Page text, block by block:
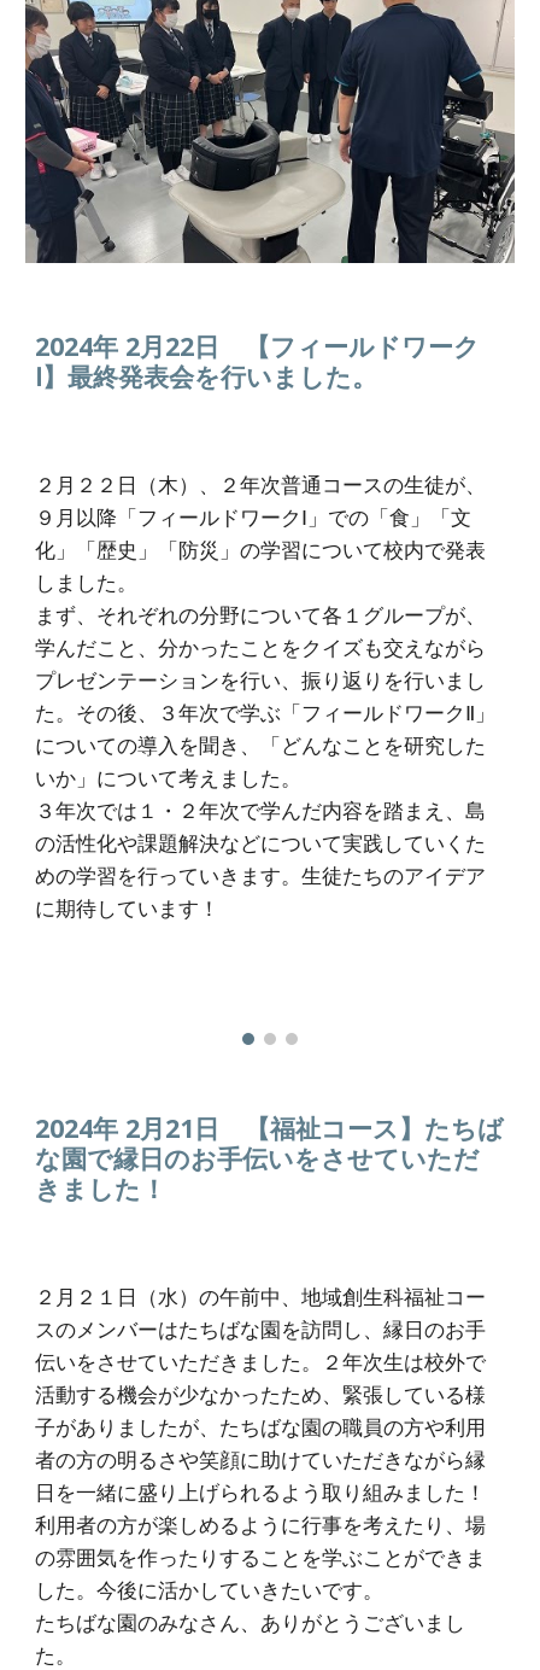
2024年 2月22日 【フィールドワーク
Ⅰ】最終発表会を行いました。
２月２２日（木）、２年次普通コースの生徒が、
９月以降「フィールドワークⅠ」での「食」「文
化」「歴史」「防災」の学習について校内で発表
しました。
まず、それぞれの分野について各１グループが、
学んだこと、分かったことをクイズも交えながら
プレゼンテーションを行い、振り返りを行いまし
た。その後、３年次で学ぶ「フィールドワークⅡ」
についての導入を聞き、「どんなことを研究した
いか」について考えました。
３年次では１・２年次で学んだ内容を踏まえ、島
の活性化や課題解決などについて実践していくた
めの学習を行っていきます。生徒たちのアイデア
に期待しています！
2024年 2月21日
【福祉コース】たちば
な園で縁日のお手伝いをさせていただ
きました！
２月２１日（水）の午前中、地域創生科福祉コー
スのメンバーはたちばな園を訪問し、縁日のお手
伝いをさせていただきました。２年次生は校外で
活動する機会が少なかったため、緊張している様
子がありましたが、たちばな園の職員の方や利用
者の方の明るさや笑顔に助けていただきながら縁
日を一緒に盛り上げられるよう取り組みました！
利用者の方が楽しめるように行事を考えたり、場
の雰囲気を作ったりすることを学ぶことができま
した。今後に活かしていきたいです。
たちばな園のみなさん、ありがとうございまし
た。